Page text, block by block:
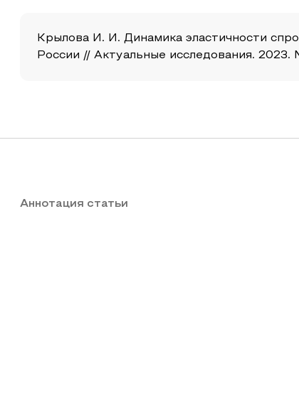
Крылова И. И. Динамика эластичности
России // Актуальные исследования.
Аннотация статьи